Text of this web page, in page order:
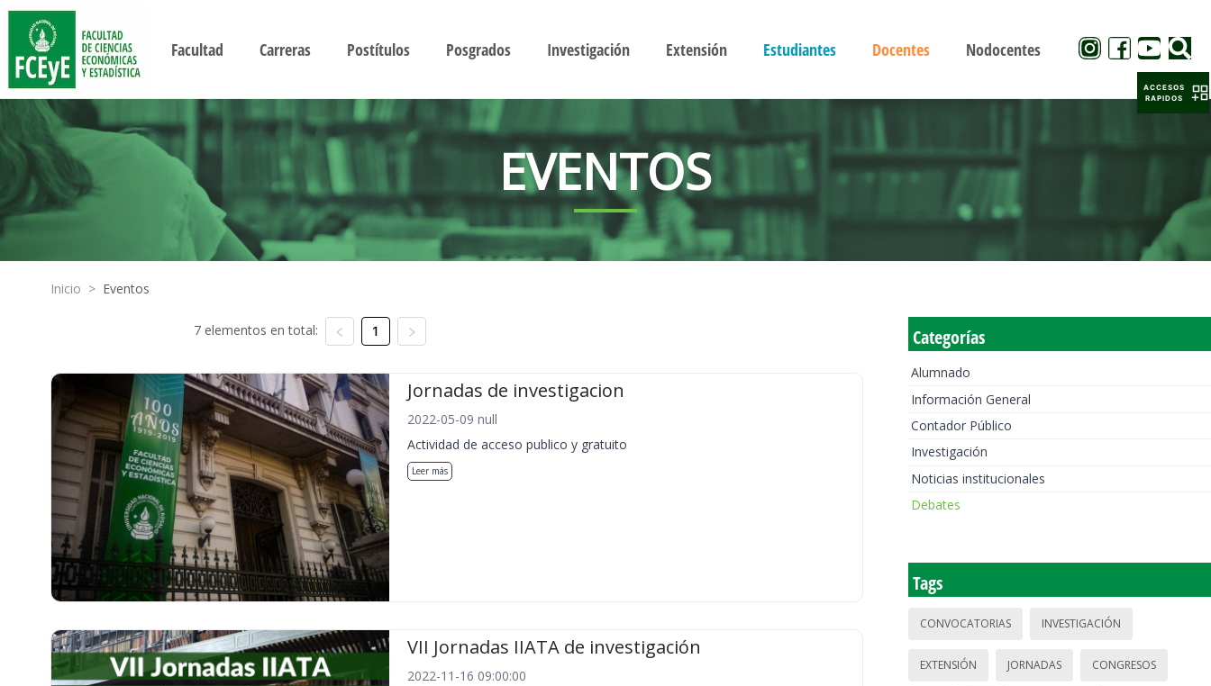
Facultad Carreras Postítulos Posgrados Investigación Extensión Estudiantes Docentes Nodocentes
EVENTOS
Inicio > Eventos
7 elementos en total: 1
Jornadas de investigacion
2022-05-09 null
Actividad de acceso publico y gratuito
Leer más
VII Jornadas IIATA de investigación
2022-11-16 09:00:00
Categorías
Alumnado
Información General
Contador Público
Investigación
Noticias institucionales
Debates
Tags
CONVOCATORIAS INVESTIGACIÓN
EXTENSIÓN JORNADAS CONGRESOS
ACCESOS
RAPIDOS